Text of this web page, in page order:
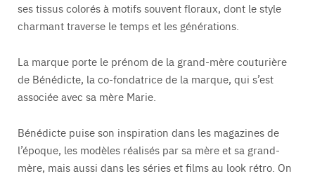
ses tissus colorés à motifs souvent floraux, dont le style
charmant traverse le temps et les générations.
La marque porte le prénom de la grand-mère couturière
de Bénédicte, la co-fondatrice de la marque, qui s’est
associée avec sa mère Marie.
Bénédicte puise son inspiration dans les magazines de
l’époque, les modèles réalisés par sa mère et sa grand-
mère, mais aussi dans les séries et films au look rétro. On